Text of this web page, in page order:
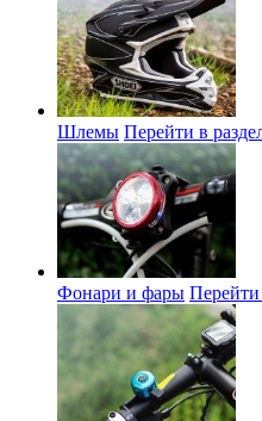
Шлемы Перейти в
Фонари и фары Перейти